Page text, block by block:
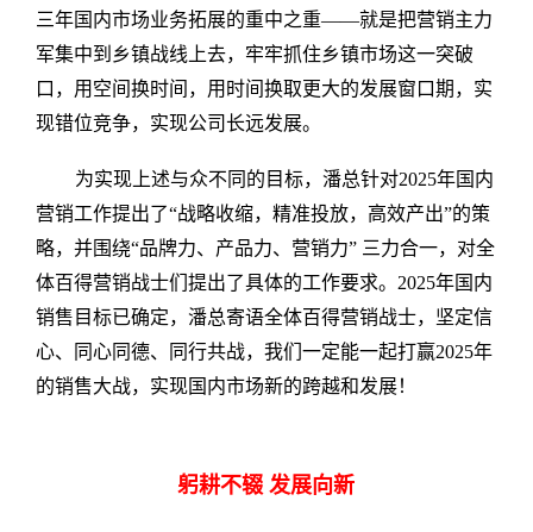
三年国内市场业务拓展的重中之重——就是把营销主力
军集中到乡镇战线上去，牢牢抓住乡镇市场这一突破
口，用空间换时间，用时间换取更大的发展窗口期，实
现错位竞争，实现公司长远发展。
为实现上述与众不同的目标，潘总针对2025年国内
营销工作提出了“战略收缩，精准投放，高效产出”的策
略，并围绕“品牌力、产品力、营销力” 三力合一，对全
体百得营销战士们提出了具体的工作要求。2025年国内
销售目标已确定，潘总寄语全体百得营销战士，坚定信
心、同心同德、同行共战，我们一定能一起打赢2025年
的销售大战，实现国内市场新的跨越和发展！
躬耕不辍 发展向新